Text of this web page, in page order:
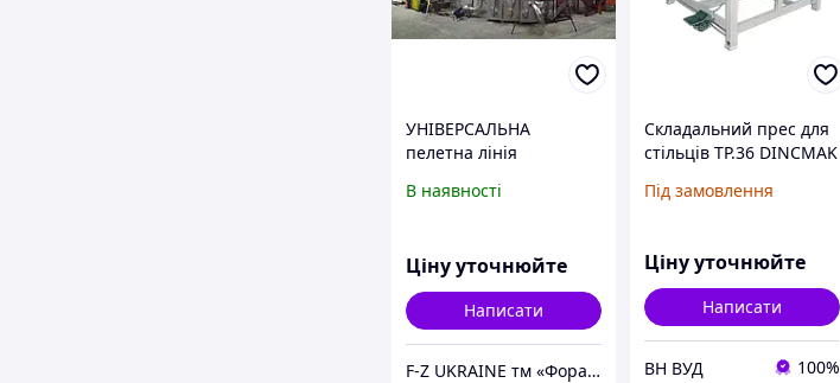
УНІВЕРСАЛЬНА
пелетна лінія
В наявності
Ціну уточнюйте
Написати
F-Z UKRAINE тм «Фора Захід»
Складальний прес для
стільців TP.36 DINCMAK
Під замовлення
Ціну уточнюйте
Написати
ВН ВУД 100%